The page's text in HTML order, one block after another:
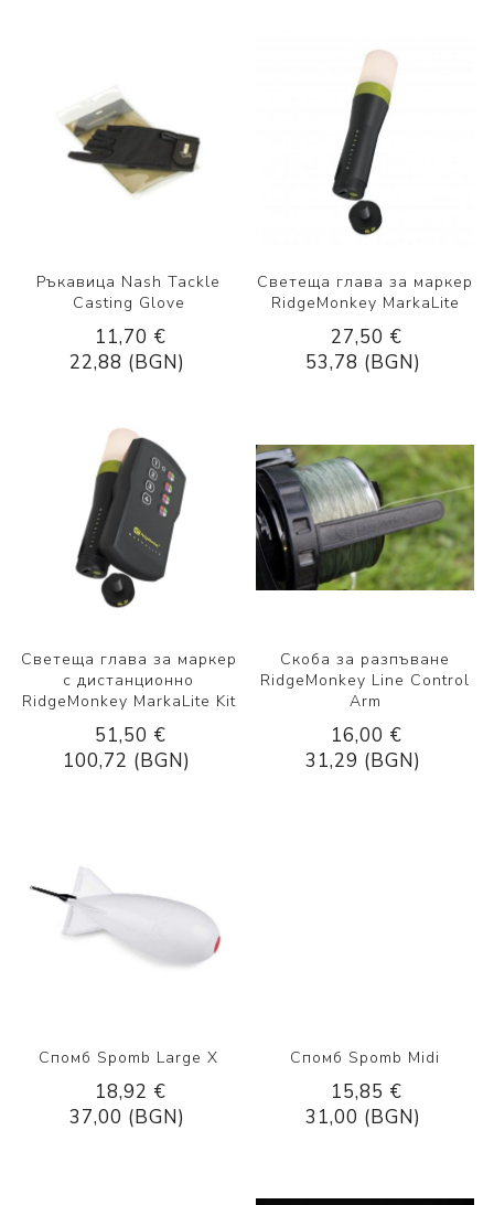
Ръкавица Nash Tackle
Casting Glove
11,70 €
22,88 (BGN)
Светеща глава за маркер
RidgeMonkey MarkaLite
27,50 €
53,78 (BGN)
Светеща глава за маркер
с дистанционно
RidgeMonkey MarkaLite Kit
51,50 €
100,72 (BGN)
Скоба за разпъване
RidgeMonkey Line Control
Arm
16,00 €
31,29 (BGN)
Спомб Spomb Large X
18,92 €
37,00 (BGN)
Спомб Spomb Midi
15,85 €
31,00 (BGN)